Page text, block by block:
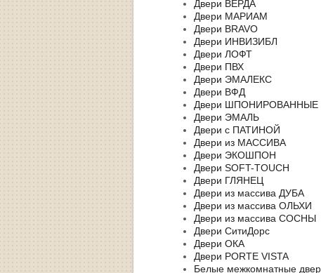
Двери ВЕРДА
Двери МАРИАМ
Двери BRAVO
Двери ИНВИЗИБЛ
Двери ЛОФТ
Двери ПВХ
Двери ЭМАЛЕКС
Двери ВФД
Двери ШПОНИРОВАННЫЕ
Двери ЭМАЛЬ
Двери с ПАТИНОЙ
Двери из МАССИВА
Двери ЭКОШПОН
Двери SOFT-TOUCH
Двери ГЛЯНЕЦ
Двери из массива ДУБА
Двери из массива ОЛЬХИ
Двери из массива СОСНЫ
Двери СитиДорс
Двери ОКА
Двери PORTE VISTA
Белые межкомнатные